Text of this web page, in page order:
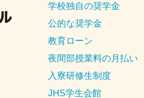
学校独自の奨学金
公的な奨学金
教育ローン
夜間部授業料の月払い
入寮研修生制度
JHS学生会館